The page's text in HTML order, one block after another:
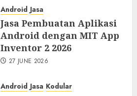
Android Jasa
Jasa Pembuatan Aplikasi
Android dengan MIT App
Inventor 2 2026
27 JUNE 2026
Android Jasa Kodular